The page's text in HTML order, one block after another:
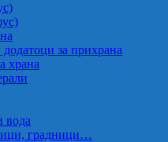
за прихрана
храна
вода
градници…